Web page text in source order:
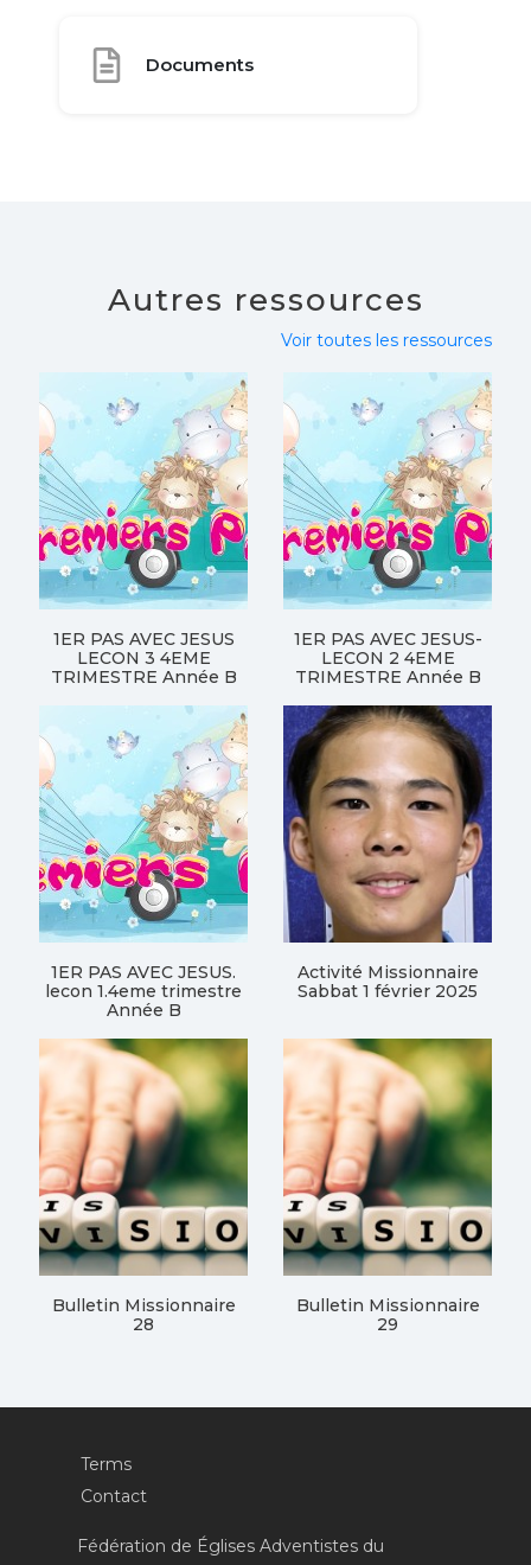
Documents
Autres ressources
Voir toutes les ressources
1ER PAS AVEC JESUS
LECON 3 4EME
TRIMESTRE Année B
1ER PAS AVEC JESUS-
LECON 2 4EME
TRIMESTRE Année B
1ER PAS AVEC JESUS.
lecon 1.4eme trimestre
Année B
Activité Missionnaire
Sabbat 1 février 2025
Bulletin Missionnaire
28
Bulletin Missionnaire
29
Fédération de Églises Adventistes du
Terms
Contact